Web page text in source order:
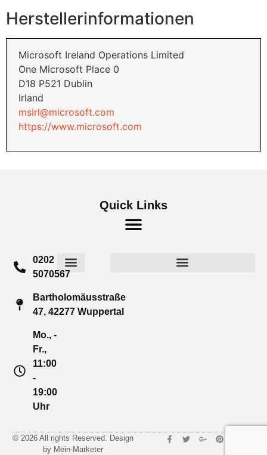
Herstellerinformationen
Microsoft Ireland Operations Limited
One Microsoft Place 0
D18 P521 Dublin
Irland
msirl@microsoft.com
https://www.microsoft.com
Quick Links
0202
5070567
Bartholomäusstraße
47, 42277 Wuppertal
Mo., -
Fr.,
11:00
-
19:00
Uhr
© 2026 All rights Reserved. Design
by Mein-Marketer